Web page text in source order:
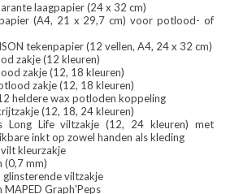
laagpapier (24 x 32 cm)
(A4, 21 x 29,7 cm) voor potlood- of
tekenpapier (12 vellen, A4, 24 x 32 cm)
zakje (12 kleuren)
zakje (12, 18 kleuren)
zakje (12, 18 kleuren)
heldere wax potloden koppeling
(12, 18, 24 kleuren)
Long Life viltzakje (12, 24 kleuren) met
inkt op zowel handen als kleding
kleurzakje
(0,7 mm)
glinsterende viltzakje
MAPED Graph'Peps